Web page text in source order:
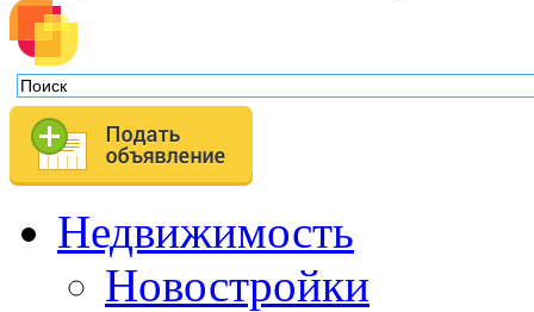
Недвижимость
Новостройки